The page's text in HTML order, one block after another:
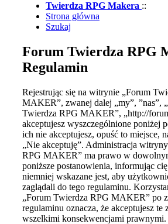
Twierdza RPG Makera ::
Strona główna
Szukaj
Forum Twierdza RPG
Regulamin
Rejestrując się na witrynie „Forum
MAKER”, zwanej dalej „my”, ”nas”,
Twierdza RPG MAKER”, „http://
akceptujesz wyszczególnione poniżej
ich nie akceptujesz, opuść to miejsce,
„Nie akceptuję”. Administracja
RPG MAKER” ma prawo w
poniższe postanowienia, informując
niemniej wskazane jest, aby
zaglądali do tego regulaminu.
„Forum Twierdza RPG MAKER” po
regulaminu oznacza, że akceptujesz te
wszelkimi konsekwencjami prawnymi.